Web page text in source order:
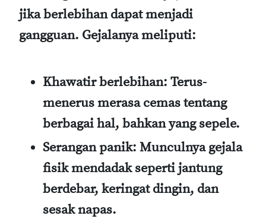
jika berlebihan dapat menjadi
gangguan. Gejalanya meliputi:
Khawatir berlebihan: Terus-
menerus merasa cemas tentang
berbagai hal, bahkan yang sepele.
Serangan panik: Munculnya gejala
fisik mendadak seperti jantung
berdebar, keringat dingin, dan
sesak napas.